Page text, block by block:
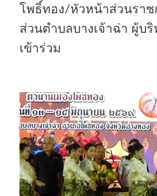
โพธิ์ทอง/หัวหน้าส่วนรา
ส่วนตำบลบางเจ้าฉ่า ผู้บ
เข้าร่วม